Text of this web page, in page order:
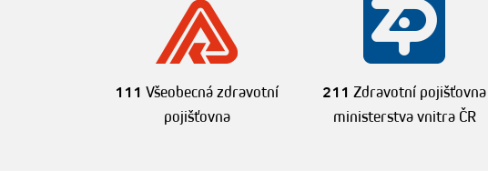
111 Všeobecná zdravotní
pojišťovna
211 Zdravotní pojišťovna
ministerstva vnitra ČR